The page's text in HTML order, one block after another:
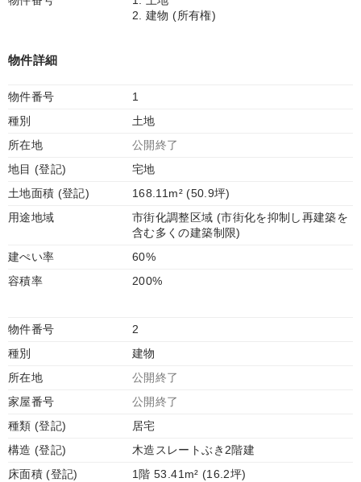
2. 建物 (所有権)
物件詳細
物件番号
1
種別
土地
所在地
公開終了
地目 (登記)
宅地
土地面積 (登記)
168.11m² (50.9坪)
用途地域
市街化調整区域 (市街化を抑制し再建築を
含む多くの建築制限)
建ぺい率
60%
容積率
200%
物件番号
2
種別
建物
所在地
公開終了
家屋番号
公開終了
種類 (登記)
居宅
構造 (登記)
木造スレートぶき2階建
床面積 (登記)
1階 53.41m² (16.2坪)